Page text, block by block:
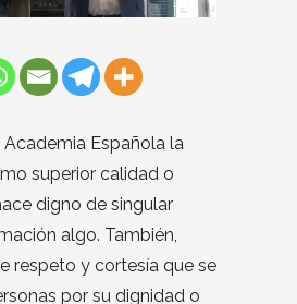
Academia Española la
superior calidad o
digno de singular
algo. También,
respeto y cortesía que se
por su dignidad o